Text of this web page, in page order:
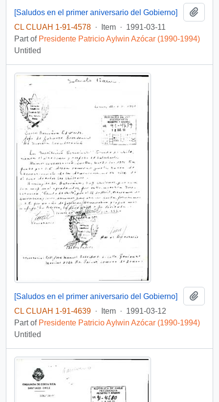
[Saludos en el primer aniversario del Gobierno]
CL CLUAH 1-91-4578 · Item · 1991-03-11
Part of Presidente Patricio Aylwin Azócar (1990-1994)
Untitled
[Saludos en el primer aniversario del Gobierno]
CL CLUAH 1-91-4639 · Item · 1991-03-12
Part of Presidente Patricio Aylwin Azócar (1990-1994)
Untitled